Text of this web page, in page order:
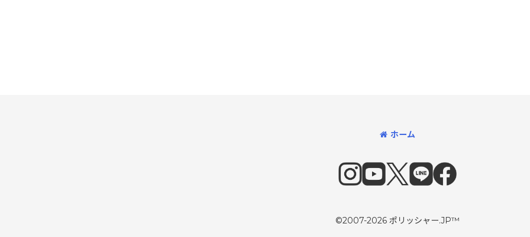
ホーム
©2007-2026 ポリッシャー.JP™